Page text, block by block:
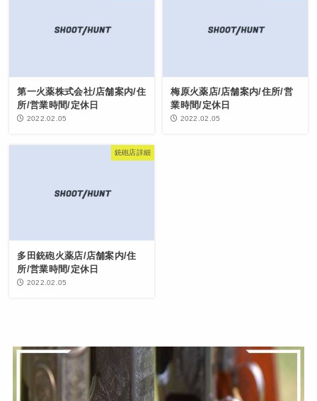
第一火薬株式会社/店舗案内/住
所/営業時間/定休日
2022.02.05
梅原火薬店/店舗案内/住所/営
業時間/定休日
2022.02.05
銃砲店詳細
多田銃砲火薬店/店舗案内/住
所/営業時間/定休日
2022.02.05